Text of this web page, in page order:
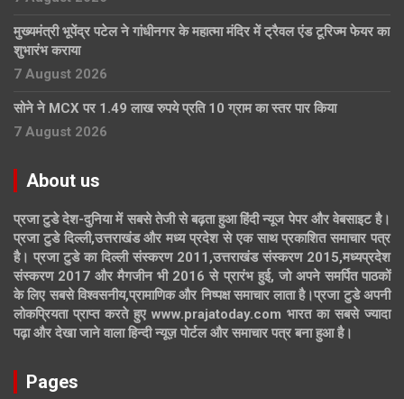
मुख्यमंत्री भूपेंद्र पटेल ने गांधीनगर के महात्मा मंदिर में ट्रैवल एंड टूरिज्म फेयर का
शुभारंभ कराया
7 August 2026
सोने ने MCX पर 1.49 लाख रुपये प्रति 10 ग्राम का स्तर पार किया
7 August 2026
About us
प्रजा टुडे देश-दुनिया में सबसे तेजी से बढ़ता हुआ हिंदी न्यूज पेपर और वेबसाइट है।
प्रजा टुडे दिल्ली,उत्तराखंड और मध्य प्रदेश से एक साथ प्रकाशित समाचार पत्र
है। प्रजा टुडे का दिल्ली संस्करण 2011,उत्तराखंड संस्करण 2015,मध्यप्रदेश
संस्करण 2017 और मैगजीन भी 2016 से प्रारंभ हुई, जो अपने समर्पित पाठकों
के लिए सबसे विश्वसनीय,प्रामाणिक और निष्पक्ष समाचार लाता है।प्रजा टुडे अपनी
लोकप्रियता प्राप्त करते हुए www.prajatoday.com भारत का सबसे ज्यादा
पढ़ा और देखा जाने वाला हिन्दी न्यूज़ पोर्टल और समाचार पत्र बना हुआ है।
Pages